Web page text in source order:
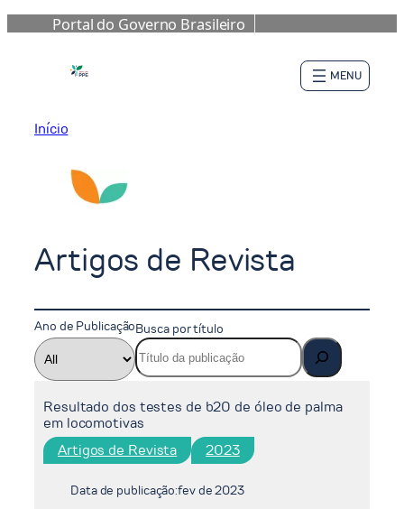
Portal do Governo Brasileiro
Início
Artigos de Revista
Ano de PublicaçãoBusca por título
Resultado dos testes de b20 de óleo de palma
em locomotivas
Artigos de Revista 2023
Data de publicação:fev de 2023